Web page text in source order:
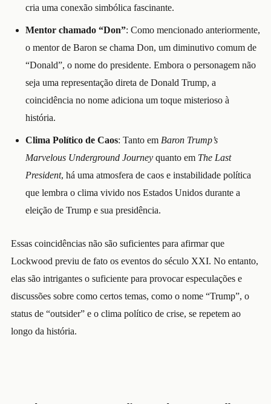
cria uma conexão simbólica fascinante.
Mentor chamado “Don”: Como mencionado anteriormente,
o mentor de Baron se chama Don, um diminutivo comum de
“Donald”, o nome do presidente. Embora o personagem não
seja uma representação direta de Donald Trump, a
coincidência no nome adiciona um toque misterioso à
história.
Clima Político de Caos: Tanto em Baron Trump’s
Marvelous Underground Journey quanto em The Last
President, há uma atmosfera de caos e instabilidade política
que lembra o clima vivido nos Estados Unidos durante a
eleição de Trump e sua presidência.
Essas coincidências não são suficientes para afirmar que
Lockwood previu de fato os eventos do século XXI. No entanto,
elas são intrigantes o suficiente para provocar especulações e
discussões sobre como certos temas, como o nome “Trump”, o
status de “outsider” e o clima político de crise, se repetem ao
longo da história.